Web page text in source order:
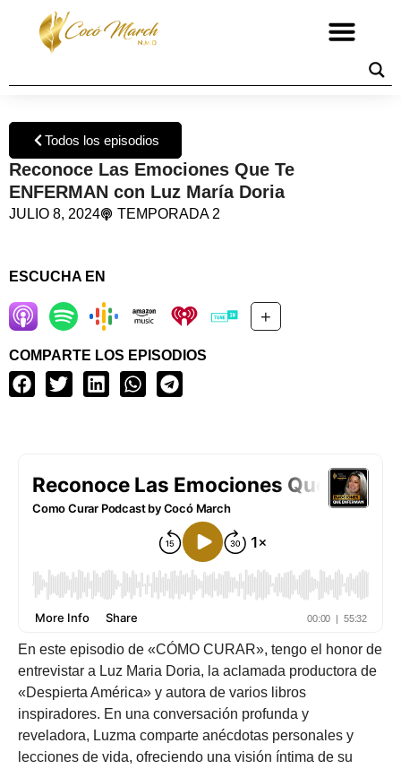
Todos los episodios
Reconoce Las Emociones Que Te
ENFERMAN con Luz María Doria
JULIO 8, 2024 TEMPORADA 2
ESCUCHA EN
+
COMPARTE LOS EPISODIOS
En este episodio de «CÓMO CURAR», tengo el honor de
entrevistar a Luz Maria Doria, la aclamada productora de
«Despierta América» y autora de varios libros
inspiradores. En una conversación profunda y
reveladora, Luzma comparte anécdotas personales y
lecciones de vida, ofreciendo una visión íntima de su